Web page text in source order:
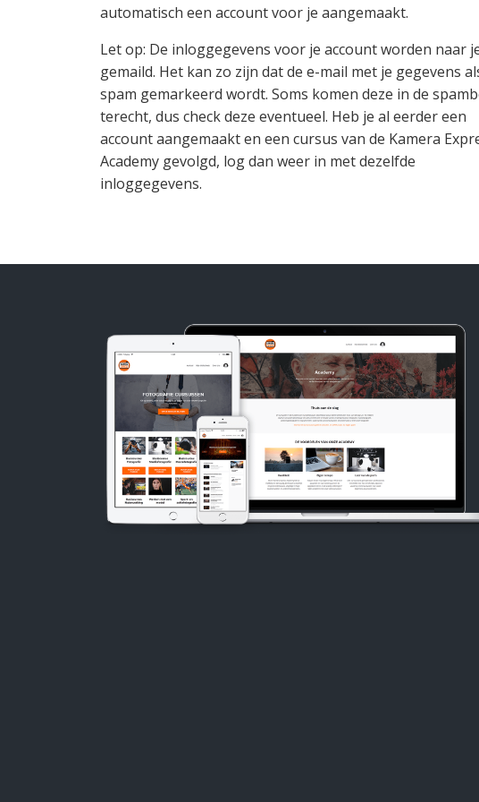
automatisch een account voor je aangemaakt.
Let op: De inloggegevens voor je account worden naar
gemaild. Het kan zo zijn dat de e-mail met je gegevens
spam gemarkeerd wordt. Soms komen deze in de
terecht, dus check deze eventueel. Heb je al eerder een
account aangemaakt en een cursus van de Kamera
Academy gevolgd, log dan weer in met dezelfde
inloggegevens.